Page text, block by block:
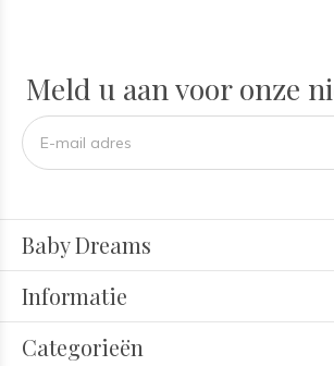
Meld u aan voor onze
Baby Dreams
Informatie
Categorieën